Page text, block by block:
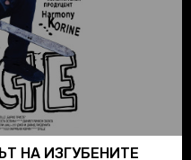
НА ИЗГУБЕНИТЕ